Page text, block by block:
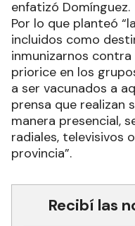
enfatizó Domínguez.
Por lo que planteó
incluidos como
inmunizarnos
priorice en los
a ser vacunados a
prensa que realizan
manera presencial,
radiales, televisivos
provincia”.
Recibí las